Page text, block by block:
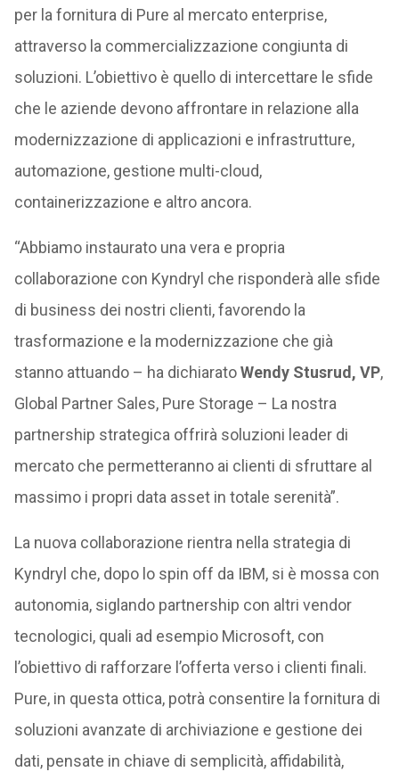
per la fornitura di Pure al mercato enterprise,
attraverso la commercializzazione congiunta di
soluzioni. L’obiettivo è quello di intercettare le sfide
che le aziende devono affrontare in relazione alla
modernizzazione di applicazioni e infrastrutture,
automazione, gestione multi-cloud,
containerizzazione e altro ancora.
“Abbiamo instaurato una vera e propria
collaborazione con Kyndryl che risponderà alle sfide
di business dei nostri clienti, favorendo la
trasformazione e la modernizzazione che già
stanno attuando – ha dichiaratoWendy Stusrud, VP,
Global Partner Sales, Pure Storage – La nostra
partnership strategica offrirà soluzioni leader di
mercato che permetteranno ai clienti di sfruttare al
massimo i propri data asset in totale serenità”.
La nuova collaborazione rientra nella strategia di
Kyndryl che, dopo lo spin off da IBM, si è mossa con
autonomia, siglando partnership con altri vendor
tecnologici, quali ad esempio Microsoft, con
l’obiettivo di rafforzare l’offerta verso i clienti finali.
Pure, in questa ottica, potrà consentire la fornitura di
soluzioni avanzate di archiviazione e gestione dei
dati, pensate in chiave di semplicità, affidabilità,